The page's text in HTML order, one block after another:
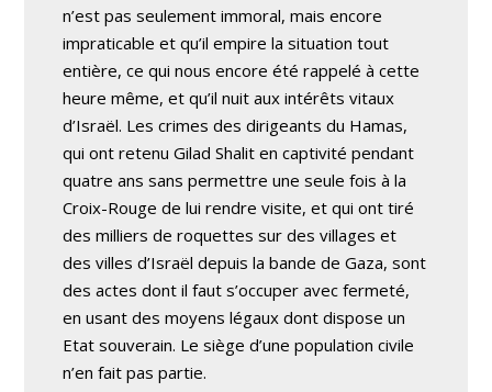
n’est pas seulement immoral, mais encore
impraticable et qu’il empire la situation tout
entière, ce qui nous encore été rappelé à cette
heure même, et qu’il nuit aux intérêts vitaux
d’Israël. Les crimes des dirigeants du Hamas,
qui ont retenu Gilad Shalit en captivité pendant
quatre ans sans permettre une seule fois à la
Croix-Rouge de lui rendre visite, et qui ont tiré
des milliers de roquettes sur des villages et
des villes d’Israël depuis la bande de Gaza, sont
des actes dont il faut s’occuper avec fermeté,
en usant des moyens légaux dont dispose un
Etat souverain. Le siège d’une population civile
n’en fait pas partie.